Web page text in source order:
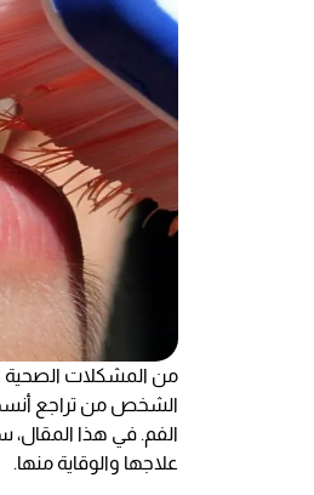
من المشكلات الصحية
الشخص من تراجع
الفم. في هذا المقال،
علاجها والوقاية منها.